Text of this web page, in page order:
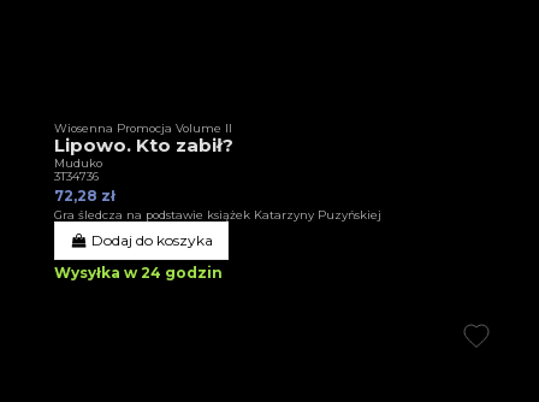
Wiosenna Promocja Volume II
Lipowo. Kto zabił?
Muduko
3T34736
72,28 zł
Gra śledcza na podstawie książek Katarzyny Puzyńskiej
Dodaj do koszyka
Wysyłka w 24 godzin